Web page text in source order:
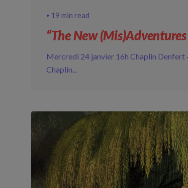
19 min read
“The New
Mercredi 24 janvier 16h Chaplin Denfert
Chaplin...